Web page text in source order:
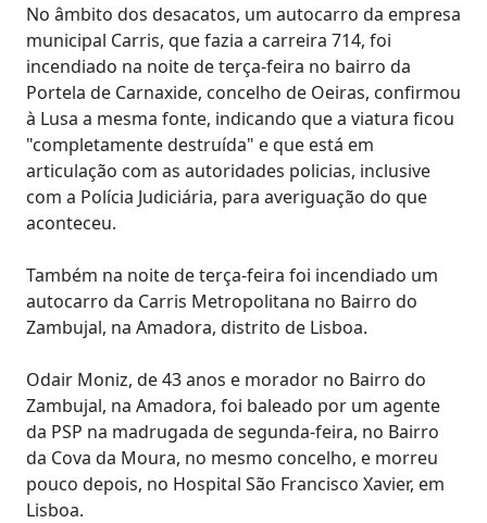
No âmbito dos desacatos, um autocarro da empresa
municipal Carris, que fazia a carreira 714, foi
incendiado na noite de terça-feira no bairro da
Portela de Carnaxide, concelho de Oeiras, confirmou
à Lusa a mesma fonte, indicando que a viatura ficou
"completamente destruída" e que está em
articulação com as autoridades policias, inclusive
com a Polícia Judiciária, para averiguação do que
aconteceu.
Também na noite de terça-feira foi incendiado um
autocarro da Carris Metropolitana no Bairro do
Zambujal, na Amadora, distrito de Lisboa.
Odair Moniz, de 43 anos e morador no Bairro do
Zambujal, na Amadora, foi baleado por um agente
da PSP na madrugada de segunda-feira, no Bairro
da Cova da Moura, no mesmo concelho, e morreu
pouco depois, no Hospital São Francisco Xavier, em
Lisboa.